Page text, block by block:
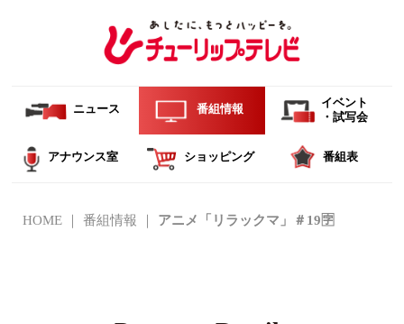
ニュース 番組情報
イベント
・試写会
アナウンス室 ショッピング 番組表
HOME 番組情報 アニメ「リラックマ」＃19🈑